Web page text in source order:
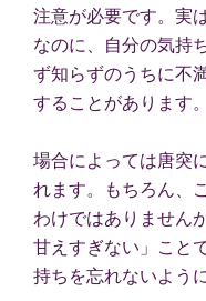
注意が必要です。実
なのに、自分の気持
ず知らずのうちに不
することがあります。
場合によっては唐突
れます。もちろん、
わけではありません
甘えすぎない」こと
持ちを忘れないよう